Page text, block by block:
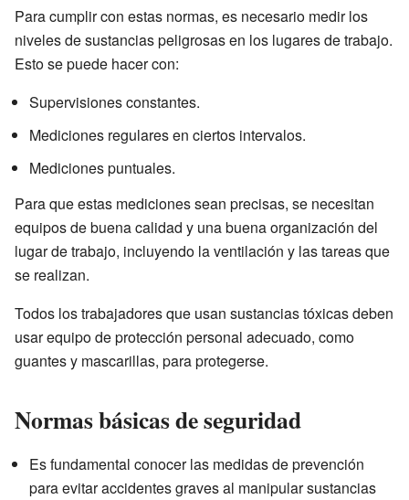
Para cumplir con estas normas, es necesario medir los
niveles de sustancias peligrosas en los lugares de trabajo.
Esto se puede hacer con:
Supervisiones constantes.
Mediciones regulares en ciertos intervalos.
Mediciones puntuales.
Para que estas mediciones sean precisas, se necesitan
equipos de buena calidad y una buena organización del
lugar de trabajo, incluyendo la ventilación y las tareas que
se realizan.
Todos los trabajadores que usan sustancias tóxicas deben
usar equipo de protección personal adecuado, como
guantes y mascarillas, para protegerse.
Normas básicas de seguridad
Es fundamental conocer las medidas de prevención
para evitar accidentes graves al manipular sustancias